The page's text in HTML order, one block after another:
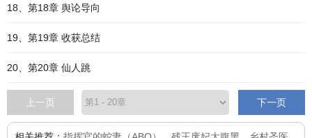
18、第18章 舆论导向
19、第19章 收获总结
20、第20章 仙人跳
上一页 下一页